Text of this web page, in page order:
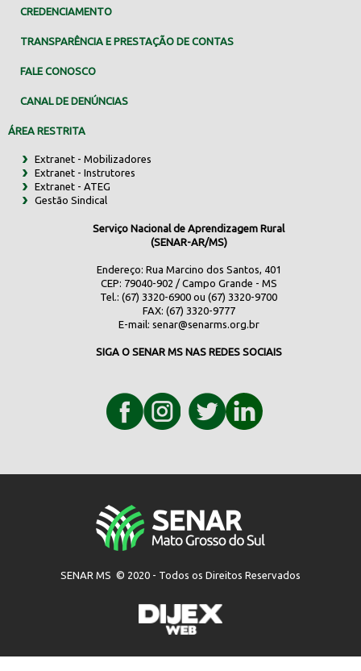
CREDENCIAMENTO
TRANSPARÊNCIA E PRESTAÇÃO DE CONTAS
FALE CONOSCO
CANAL DE DENÚNCIAS
ÁREA RESTRITA
Extranet - Mobilizadores
Extranet - Instrutores
Extranet - ATEG
Gestão Sindical
Serviço Nacional de Aprendizagem Rural
(SENAR-AR/MS)
Endereço: Rua Marcino dos Santos, 401
CEP: 79040-902 / Campo Grande - MS
Tel.: (67) 3320-6900 ou (67) 3320-9700
FAX: (67) 3320-9777
E-mail: senar@senarms.org.br
SIGA O SENAR MS NAS REDES SOCIAIS
SENAR MS © 2020 - Todos os Direitos Reservados